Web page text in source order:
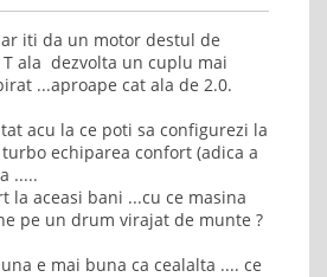
iti da un motor destul de
ala dezvolta un cuplu mai
...aproape cat ala de 2.0.
acu la ce poti sa configurezi la
echiparea confort (adica a
.....
la aceasi bani ...cu ce masina
pe un drum virajat de munte ?
e mai buna ca cealalta .... ce